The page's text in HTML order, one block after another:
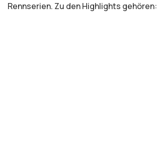
Rennserien. Zu den Highlights gehören: